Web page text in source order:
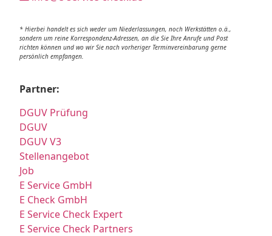
* Hierbei handelt es sich weder um Niederlassungen, noch Werkstätten o.ä.,
sondern um reine Korrespondenz-Adressen, an die Sie Ihre Anrufe und Post
richten können und wo wir Sie nach vorheriger Terminvereinbarung gerne
persönlich empfangen.
Partner:
DGUV Prüfung
DGUV
DGUV V3
Stellenangebot
Job
E Service GmbH
E Check GmbH
E Service Check Expert
E Service Check Partners